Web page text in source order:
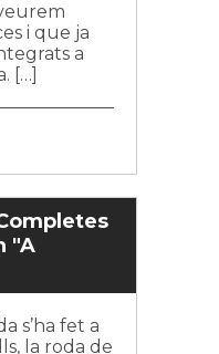
i que ja
a
[…]
"A
s’ha fet a
la roda de